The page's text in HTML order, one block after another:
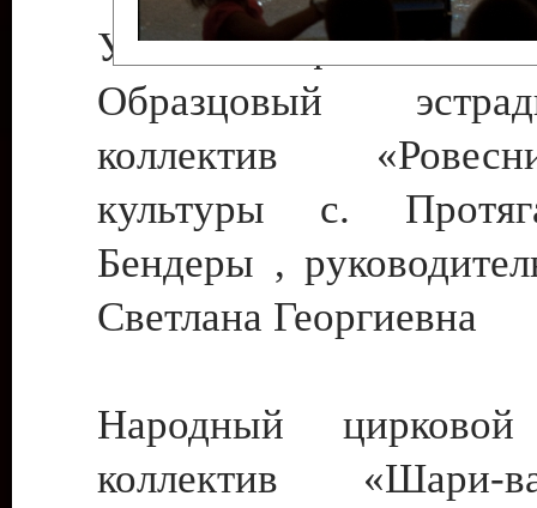
Участники фестиваля:
Образцовый
коллектив
культуры с.
Бендеры ,
Светлана Георгиевна
Народный цирковой
коллектив